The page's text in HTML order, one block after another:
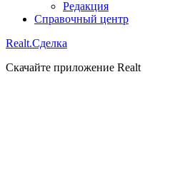
Редакция
Справочный центр
Realt.Сделка
Скачайте приложение Realt